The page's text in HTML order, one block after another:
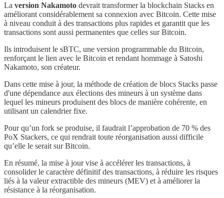
La version Nakamoto devrait transformer la blockchain Stacks en
améliorant considérablement sa connexion avec Bitcoin. Cette mise
à niveau conduit à des transactions plus rapides et garantit que les
transactions sont aussi permanentes que celles sur Bitcoin.
Ils introduisent le sBTC, une version programmable du Bitcoin,
renforçant le lien avec le Bitcoin et rendant hommage à Satoshi
Nakamoto, son créateur.
Dans cette mise à jour, la méthode de création de blocs Stacks passe
d'une dépendance aux élections des mineurs à un système dans
lequel les mineurs produisent des blocs de manière cohérente, en
utilisant un calendrier fixe.
Pour qu’un fork se produise, il faudrait l’approbation de 70 % des
PoX Stackers, ce qui rendrait toute réorganisation aussi difficile
qu’elle le serait sur Bitcoin.
En résumé, la mise à jour vise à accélérer les transactions, à
consolider le caractère définitif des transactions, à réduire les risques
liés à la valeur extractible des mineurs (MEV) et à améliorer la
résistance à la réorganisation.